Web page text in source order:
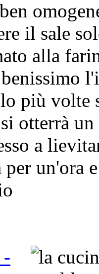
il sale
alla
più volte
otterrà
a
per un'ora